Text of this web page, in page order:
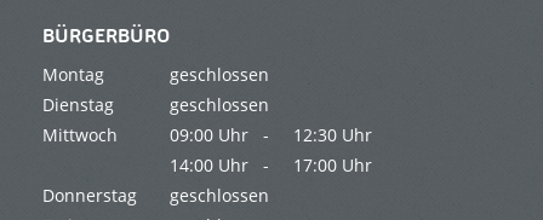
BÜRGERBÜRO
Montag
geschlossen
Dienstag
geschlossen
Mittwoch
09:00 Uhr - 12:30 Uhr
14:00 Uhr -
17:00 Uhr
Donnerstag
geschlossen